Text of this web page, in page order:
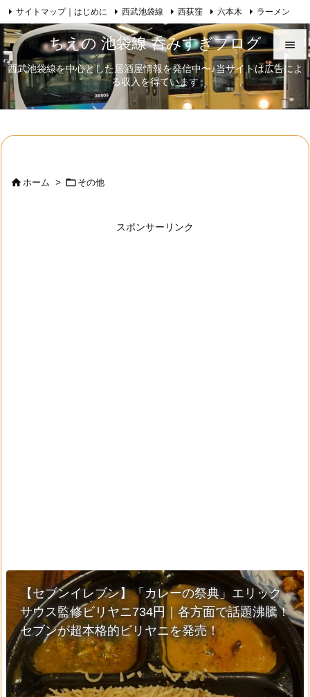
ちえの 池袋線 呑みすぎブログ
西武池袋線を中心とした居酒屋情報を発信中〜♪当サイトは広告によ
る収入を得ています


メニュ

サイトマップ｜はじめに 西武池袋線 西荻窪 六本木 ラーメン
日本酒 歌舞伎 自己紹介 RSS Feedly
ホーム >  その他
スポンサーリンク
【セブンイレブン】「カレーの祭典」エリック
サウス監修ビリヤニ734円｜各方面で話題沸騰！
セブンが超本格的ビリヤニを発売！